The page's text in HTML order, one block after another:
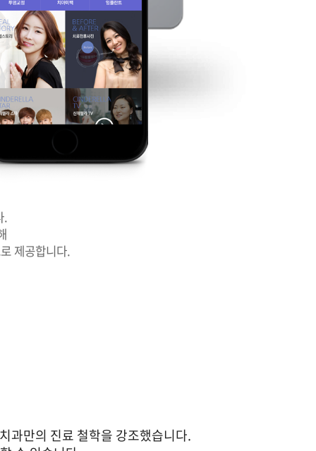
.
제공합니다.
과만의 진료 철학을 강조했습니다.